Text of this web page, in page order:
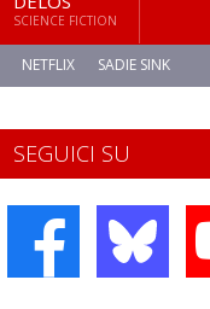
SCIENCE FICTION
NETFLIX SADIE SINK
SEGUICI SU